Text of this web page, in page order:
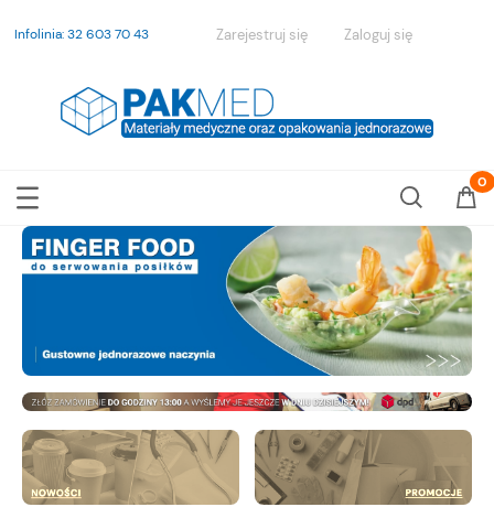
Infolinia: 32 603 70 43 Zarejestruj się Zaloguj się